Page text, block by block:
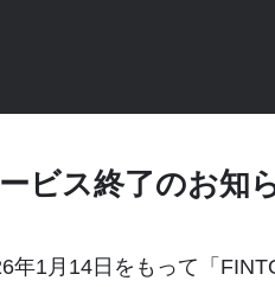
ビス終了のお知
年1月14日をもって「